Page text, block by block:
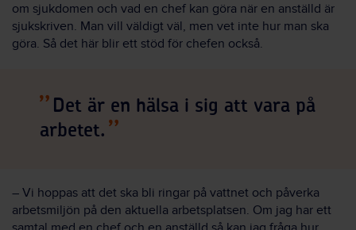
om sjukdomen och vad en chef kan göra när en anställd är
sjukskriven. Man vill väldigt väl, men vet inte hur man ska
göra. Så det här blir ett stöd för chefen också.
Det är en hälsa i sig att vara på
arbetet.
– Vi hoppas att det ska bli ringar på vattnet och påverka
arbetsmiljön på den aktuella arbetsplatsen. Om jag har ett